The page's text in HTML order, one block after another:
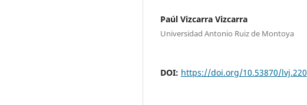
Paúl Vizcarra Vizcarra
Universidad Antonio Ruiz de Montoya
DOI: https://doi.org/10.53870/lvj.220